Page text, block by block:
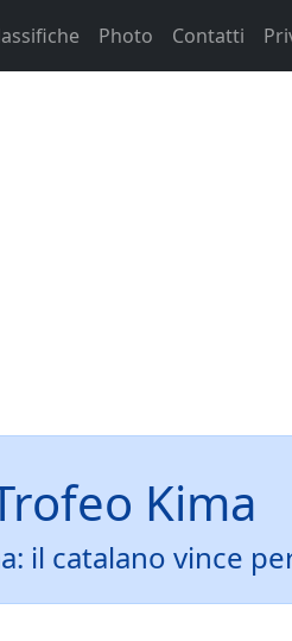
Photo Contatti
Kima
il catalano vince